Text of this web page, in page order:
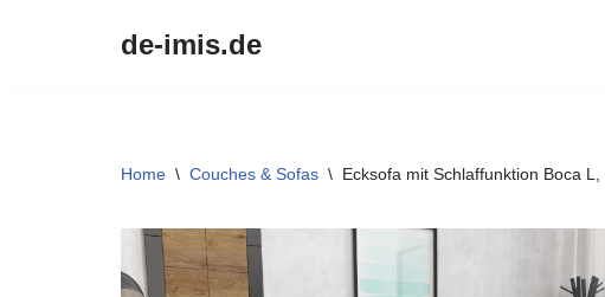
de-imis.de
Home \ Couches & Sofas \ Ecksofa mit Schlaffunktion Boca